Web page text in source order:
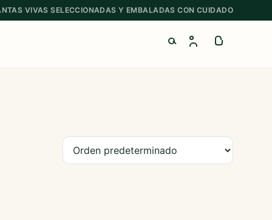
VIVAS SELECCIONADAS Y EMBALADAS CON CUIDADO
Ordenar productos